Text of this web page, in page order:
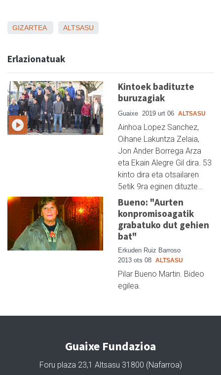
GIZARTEA ALTSASU
Erlazionatuak
Kintoek badituzte
buruzagiak
Guaixe 2019 urt 06 ALTSASU
Ainhoa Lopez Sanchez,
Oihane Lakuntza Zelaia,
Jon Ander Borrega Arza
eta Ekain Alegre Gil dira. 53
kinto dira eta otsailaren
5etik 9ra eginen dituzte…
Bueno: "Aurten
konpromisoagatik
grabatuko dut gehien
bat"
Erkuden Ruiz Barroso
2013 ots 08 ALTSASU
Pilar Bueno Martin. Bideo
egilea.
Guaixe Fundazioa
Foru plaza 23,1 Altsasu 31800 (Nafarroa)